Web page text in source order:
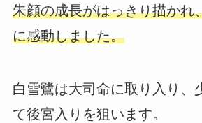
朱顔の成長がはっきり描かれ
に感動しました。
白雪鷺は大司命に取り入り、
て後宮入りを狙います。